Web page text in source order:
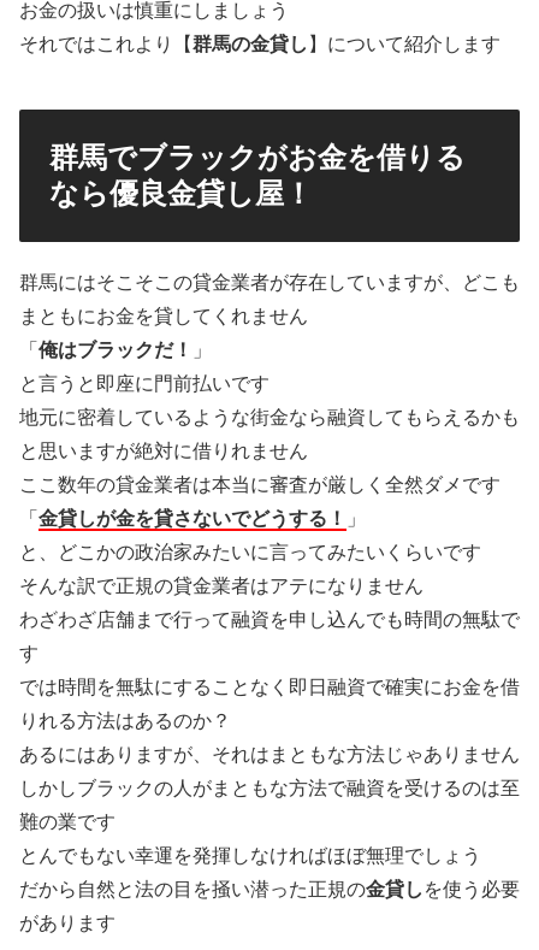
お金の扱いは慎重にしましょう
それではこれより【群馬の金貸し 】について紹介します
群馬でブラックがお金を借りる
なら優良金貸し屋！
群馬にはそこそこの貸金業者が存在していますが、どこも
まともにお金を貸してくれません
「 俺はブラックだ！
」
と言うと即座に門前払いです
地元に密着しているような街金なら融資してもらえるかも
と思いますが絶対に借りれません
ここ数年の貸金業者は本当に審査が厳しく全然ダメです
「 金貸しが金を貸さないでどうする！
」
と、どこかの政治家みたいに言ってみたいくらいです
そんな訳で正規の貸金業者はアテになりません
わざわざ店舗まで行って融資を申し込んでも時間の無駄で
す
では時間を無駄にすることなく即日融資で確実にお金を借
りれる方法はあるのか？
あるにはありますが、それはまともな方法じゃありません
しかしブラックの人がまともな方法で融資を受けるのは至
難の業です
とんでもない幸運を発揮しなければほぼ無理でしょう
だから自然と法の目を掻い潜った正規の金貸し を使う必要
があります